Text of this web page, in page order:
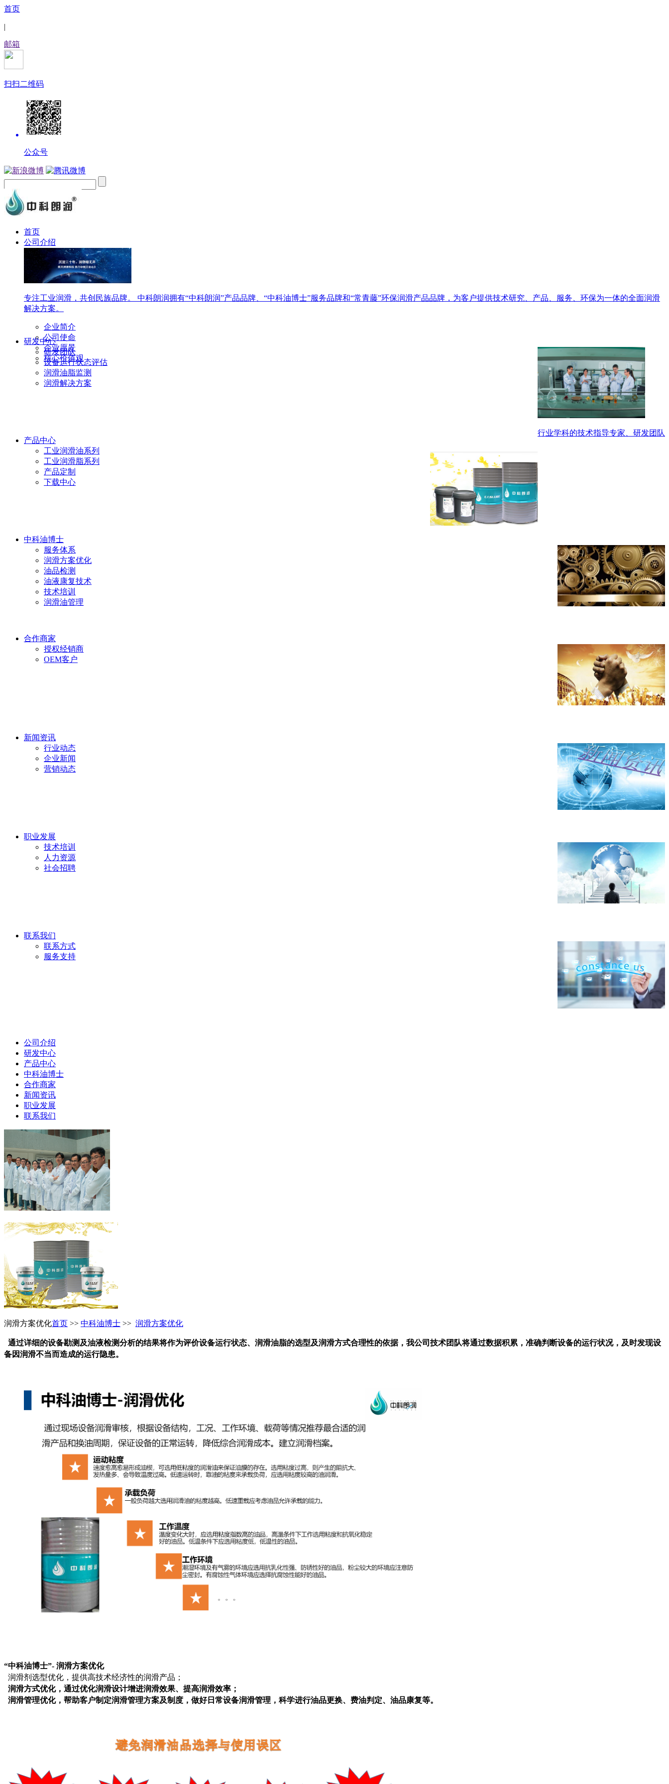
首页
|
邮箱
扫扫二维码
公众号
首页
公司介绍
专注工业润滑，共创民族品牌。 中科朗润拥有“中科朗润”产品品牌、“中科油博士”服务品牌和“常青藤”环保润滑产品品牌，为客户提供技术研究、产品、服务、环保为一体的全面润滑
解决方案。
企业简介
公司使命
企业愿景
核心价值观
研发中心
行业学科的技术指导专家、研发团队
研发团队
设备运行状态评估
润滑油脂监测
润滑解决方案
产品中心
工业润滑油系列
工业润滑脂系列
产品定制
下载中心
中科油博士
服务体系
润滑方案优化
油品检测
油液康复技术
技术培训
润滑油管理
合作商家
授权经销商
OEM客户
新闻资讯
行业动态
企业新闻
营销动态
职业发展
技术培训
人力资源
社会招聘
联系我们
联系方式
服务支持
公司介绍
研发中心
产品中心
中科油博士
合作商家
新闻资讯
职业发展
联系我们
润滑方案优化首页 >> 中科油博士 >> 润滑方案优化
通过详细的设备勘测及油液检测分析的结果将作为评价设备运行状态、润滑油脂的选型及润滑方式合理性的依据，我公司技术团队将通过数据积累，准确判断设备的运行状况，及时发现设
备因润滑不当而造成的运行隐患。
“中科油博士”- 润滑方案优化
润滑剂选型优化，提供高技术经济性的润滑产品；
润滑方式优化，通过优化润滑设计增进润滑效果、提高润滑效率；
润滑管理优化，帮助客户制定润滑管理方案及制度，做好日常设备润滑管理，科学进行油品更换、费油判定、油品康复等。